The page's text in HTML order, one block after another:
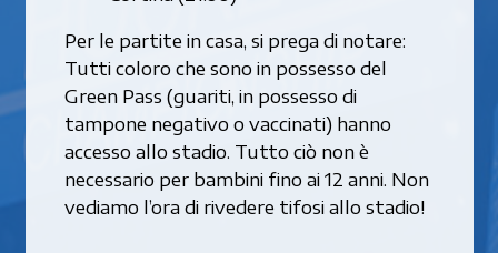
Per le partite in casa, si prega di notare:
Tutti coloro che sono in possesso del
Green Pass (guariti, in possesso di
tampone negativo o vaccinati) hanno
accesso allo stadio. Tutto ciò non è
necessario per bambini fino ai 12 anni. Non
vediamo l’ora di rivedere tifosi allo stadio!